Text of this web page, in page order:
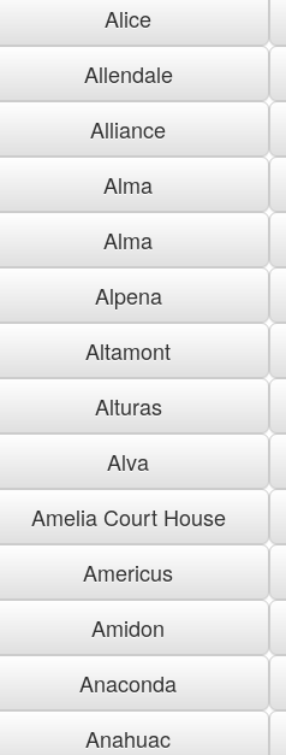
Alice
Allendale
Alliance
Alma
Alma
Alpena
Altamont
Alturas
Alva
Amelia Court House
Americus
Amidon
Anaconda
Anahuac